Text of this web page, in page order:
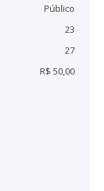
Público
23
27
R$ 50,00